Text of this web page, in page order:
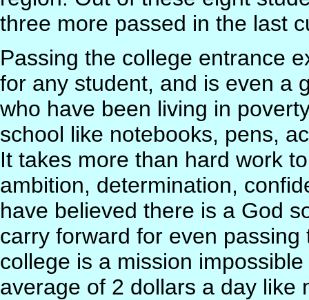
three more passed in the last
Passing the college entrance
for any student, and is even a
who have been living in
school like notebooks, pens,
It takes more than hard work
ambition, determination,
have believed there is a God
carry forward for even
college is a mission
average of 2 dollars a day like